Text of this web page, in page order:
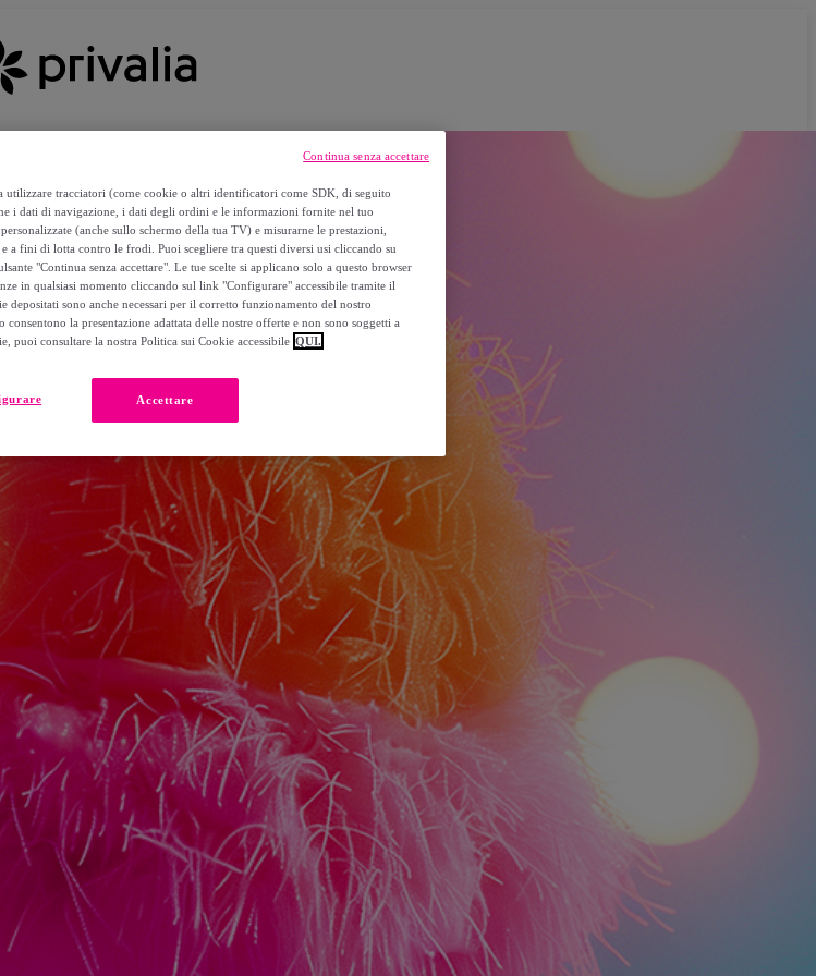
utilizzare tracciatori (come cookie o altri identificatori come SDK, di seguito
i dati di navigazione, i dati degli ordini e le informazioni fornite nel tuo
(anche sullo schermo della tua TV) e misurarne le prestazioni,
a fini di lotta contro le frodi. Puoi scegliere tra questi diversi usi cliccando su
"Continua senza accettare". Le tue scelte si applicano solo a questo browser
in qualsiasi momento cliccando sul link "Configurare" accessibile tramite il
sono anche necessari per il corretto funzionamento del nostro
la presentazione adattata delle nostre offerte e non sono soggetti a
puoi consultare la nostra Politica sui Cookie accessibile QUI.
Accettare
Continua senza accettare